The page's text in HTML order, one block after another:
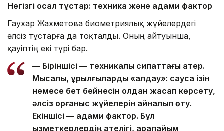
Негізгі осал тұстар: техника және адами фактор
Гаухар Жахметова биометриялық жүйелердегі
әлсіз тұстарға да тоқталды. Оның айтуынша,
қауіптің екі түрі бар.
— Біріншісі — техникалық сипаттағы қатер.
Мысалы, құрылғыларды «алдау»: саусақ ізін
немесе бет бейнесін қолдан жасап көрсету,
әлсіз қорғаныс жүйелерін айналып өту.
Екіншісі — адами фактор. Бұл
қызметкерлердің қателігі, қарапайым